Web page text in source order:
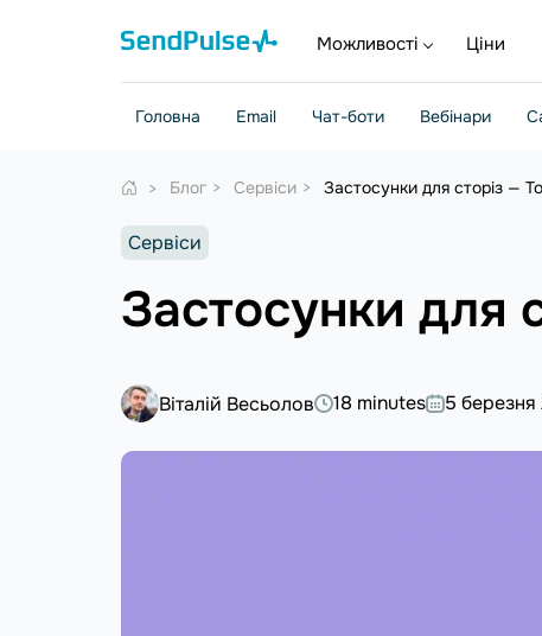
Можливості Ціни
Головна Email Чат-боти Вебінари
Блог Сервіси Застосунки для сторіз —
Сервіси
Застосунки для
Віталій Весьолов 18 minutes 5